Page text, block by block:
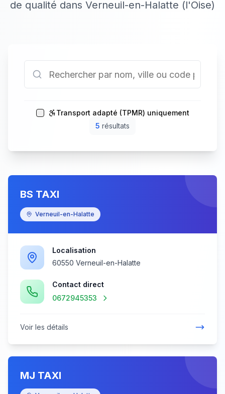
de qualité dans Verneuil-en-Halatte (l'Oise)
Transport adapté (TPMR) uniquement
5 résultats
BS TAXI
Verneuil-en-Halatte
Localisation
60550 Verneuil-en-Halatte
Contact direct
0672945353
Voir les détails
MJ TAXI